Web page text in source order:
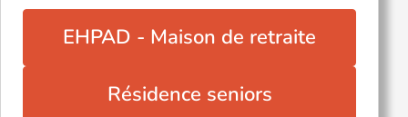
EHPAD - Maison de retraite
Résidence seniors